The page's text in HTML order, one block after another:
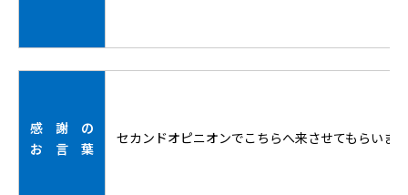
感 謝 の
お 言 葉
セカンドオピニオンでこちらへ来させてもらい